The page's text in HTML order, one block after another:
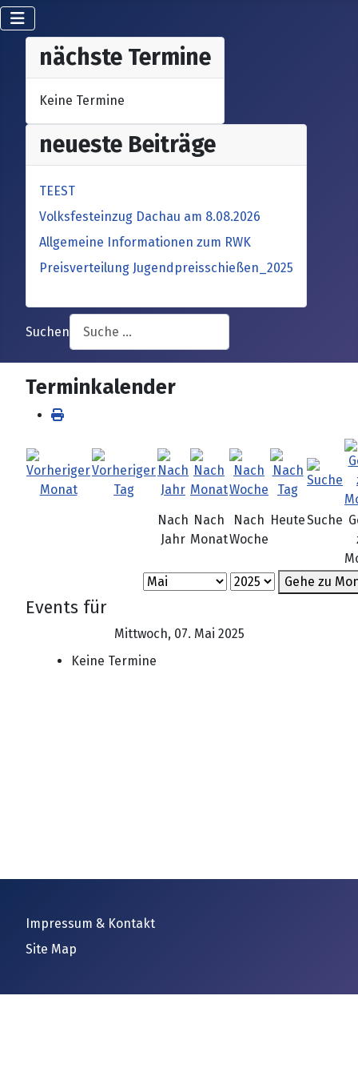
nächste Termine
Keine Termine
neueste Beiträge
TEEST
Volksfesteinzug Dachau am 8.08.2026
Allgemeine Informationen zum RWK
Preisverteilung Jugendpreisschießen_2025
Suchen
Terminkalender
Nach
Jahr
Nach
Monat
Nach
Woche
HeuteSuche
Gehe zu
Events für
Mittwoch, 07. Mai 2025
Keine Termine
Impressum & Kontakt
Site Map